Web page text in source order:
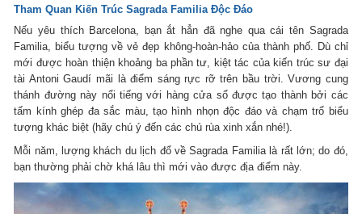
Tham Quan Kiến Trúc Sagrada Familia Độc Đáo
Nếu yêu thích Barcelona, bạn ắt hẳn đã nghe qua cái tên Sagrada
Familia, biểu tượng về vẻ đẹp không-hoàn-hảo của thành phố. Dù chỉ
mới được hoàn thiện khoảng ba phần tư, kiệt tác của kiến trúc sư đại
tài Antoni Gaudí mãi là điểm sáng rực rỡ trên bầu trời. Vương cung
thánh đường này nổi tiếng với hàng cửa sổ được tạo thành bởi các
tấm kính ghép đa sắc màu, tạo hình nhọn độc đáo và chạm trổ biểu
tượng khác biệt (hãy chú ý đến các chú rùa xinh xắn nhé!).
Mỗi năm, lượng khách du lịch đổ về Sagrada Familia là rất lớn; do đó,
bạn thường phải chờ khá lâu thì mới vào được địa điểm này.